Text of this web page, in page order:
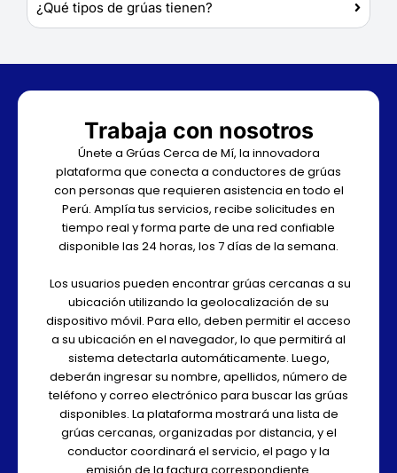
¿Qué tipos de grúas tienen?
Trabaja con nosotros
Únete a Grúas Cerca de Mí, la innovadora
plataforma que conecta a conductores de grúas
con personas que requieren asistencia en todo el
Perú. Amplía tus servicios, recibe solicitudes en
tiempo real y forma parte de una red confiable
disponible las 24 horas, los 7 días de la semana.
Los usuarios pueden encontrar grúas cercanas a su
ubicación utilizando la geolocalización de su
dispositivo móvil. Para ello, deben permitir el acceso
a su ubicación en el navegador, lo que permitirá al
sistema detectarla automáticamente. Luego,
deberán ingresar su nombre, apellidos, número de
teléfono y correo electrónico para buscar las grúas
disponibles. La plataforma mostrará una lista de
grúas cercanas, organizadas por distancia, y el
conductor coordinará el servicio, el pago y la